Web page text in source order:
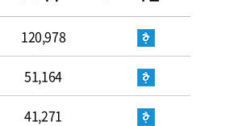
120,978
51,164
41,271